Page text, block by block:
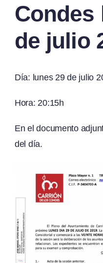
Condes
de julio
Día: lunes 29 de julio
Hora: 20:15h
En el documento
del día.